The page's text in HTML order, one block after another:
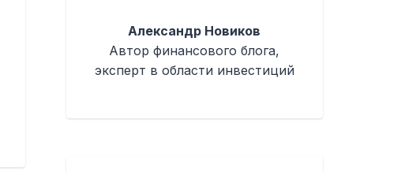
Александр Новиков
Автор финансового блога,
эксперт в области инвестиций